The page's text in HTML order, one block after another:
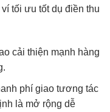
ví tối ưu tốtdụ điền thu
cải thiện mạnh hàng
phí giaotương tác
là mở rộng dễ